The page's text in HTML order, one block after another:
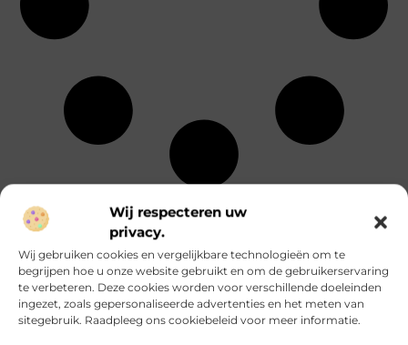
Wij respecteren uw
privacy.
Wij gebruiken cookies en vergelijkbare technologieën om te
begrijpen hoe u onze website gebruikt en om de gebruikerservaring
te verbeteren. Deze cookies worden voor verschillende doeleinden
ingezet, zoals gepersonaliseerde advertenties en het meten van
sitegebruik. Raadpleeg ons cookiebeleid voor meer informatie.
Alle
onderwerpen
Aanbiedingen
Afvalverwerking
Alarmsysteem
Attracties
Auto's en
Entertainment
Financieel
Fotografie
Geschenken
Gezondheid
Groothandel
dienstverlening
Relatie
Sport
Startpaginas
Telefonie
Testing